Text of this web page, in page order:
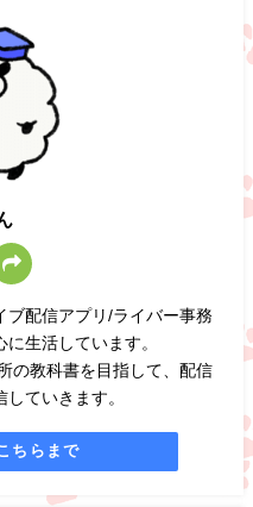
ブ配信アプリ/ライバー事務
生活しています。
の教科書を目指して、配信
ていきます。
ちらまで